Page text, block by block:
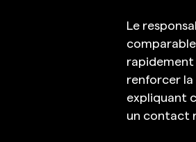
Le
rapidement
renforcer
expliquant
un contact